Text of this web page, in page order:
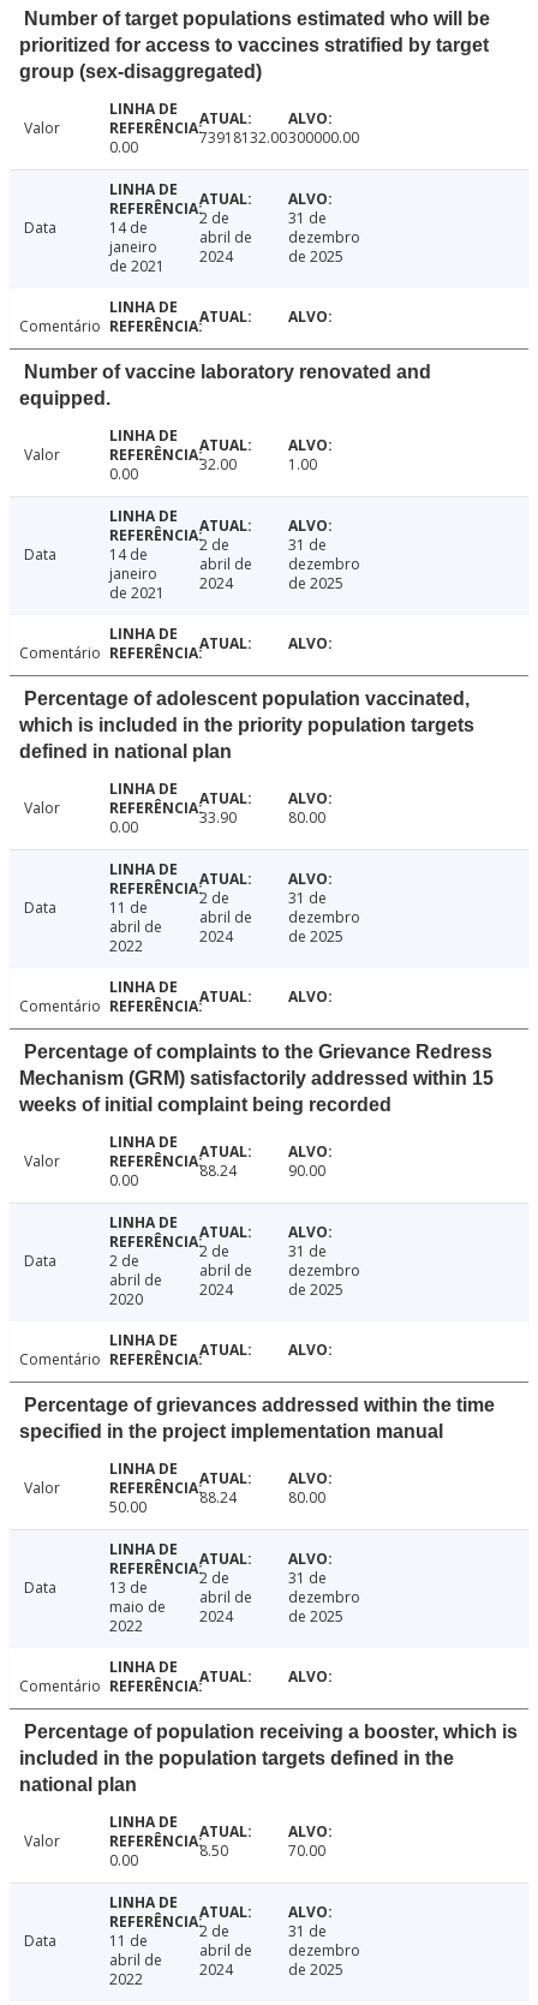
Number of target populations estimated who will be
prioritized for access to vaccines stratified by target
group (sex-disaggregated)
Valor
0.00
73918132.00300000.00
Data
14 de
janeiro
de 2021
2 de
abril de
2024
31 de
dezembro
de 2025
Comentário
Number of vaccine laboratory renovated and
equipped.
Valor
0.00
32.00 1.00
Data
14 de
janeiro
de 2021
2 de
abril de
2024
31 de
dezembro
de 2025
Comentário
Percentage of adolescent population vaccinated,
which is included in the priority population targets
defined in national plan
Valor
0.00
33.90 80.00
Data
11 de
abril de
2022
2 de
abril de
2024
31 de
dezembro
de 2025
Comentário
Percentage of complaints to the Grievance Redress
Mechanism (GRM) satisfactorily addressed within 15
weeks of initial complaint being recorded
Valor
0.00
88.24 90.00
Data
2 de
abril de
2020
2 de
abril de
2024
31 de
dezembro
de 2025
Comentário
Percentage of grievances addressed within the time
specified in the project implementation manual
Valor
50.00
88.24 80.00
Data
13 de
maio de
2022
2 de
abril de
2024
31 de
dezembro
de 2025
Comentário
Percentage of population receiving a booster, which is
included in the population targets defined in the
national plan
Valor
0.00
8.50 70.00
Data
11 de
abril de
2022
2 de
abril de
2024
31 de
dezembro
de 2025